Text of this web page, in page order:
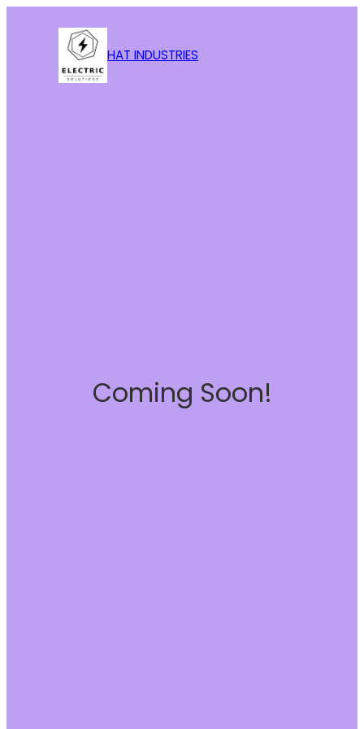
HAT INDUSTRIES
Coming Soon!